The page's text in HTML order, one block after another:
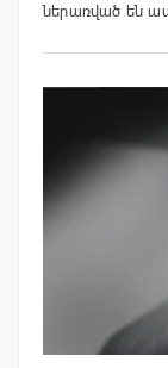
ներառված են